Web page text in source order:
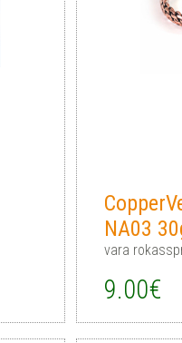
NA03
vara
9.00€